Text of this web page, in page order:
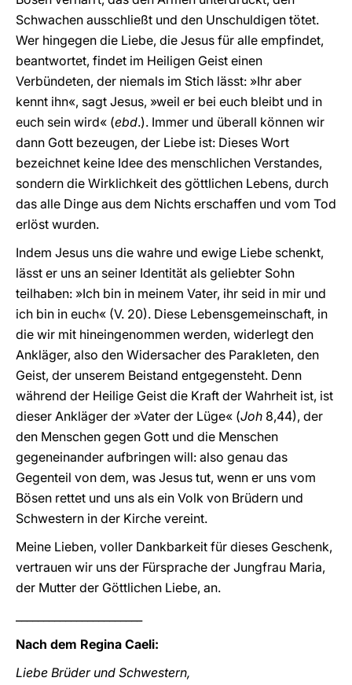
Schwachen ausschließt und den Unschuldigen tötet.
Wer hingegen die Liebe, die Jesus für alle empfindet,
beantwortet, findet im Heiligen Geist einen
Verbündeten, der niemals im Stich lässt: »Ihr aber
kennt ihn«, sagt Jesus, »weil er bei euch bleibt und in
euch sein wird« (ebd.). Immer und überall können wir
dann Gott bezeugen, der Liebe ist: Dieses Wort
bezeichnet keine Idee des menschlichen Verstandes,
sondern die Wirklichkeit des göttlichen Lebens, durch
das alle Dinge aus dem Nichts erschaffen und vom Tod
erlöst wurden.
Indem Jesus uns die wahre und ewige Liebe schenkt,
lässt er uns an seiner Identität als geliebter Sohn
teilhaben: »Ich bin in meinem Vater, ihr seid in mir und
ich bin in euch« (V. 20). Diese Lebensgemeinschaft, in
die wir mit hineingenommen werden, widerlegt den
Ankläger, also den Widersacher des Parakleten, den
Geist, der unserem Beistand entgegensteht. Denn
während der Heilige Geist die Kraft der Wahrheit ist, ist
dieser Ankläger der »Vater der Lüge« (Joh 8,44), der
den Menschen gegen Gott und die Menschen
gegeneinander aufbringen will: also genau das
Gegenteil von dem, was Jesus tut, wenn er uns vom
Bösen rettet und uns als ein Volk von Brüdern und
Schwestern in der Kirche vereint.
Meine Lieben, voller Dankbarkeit für dieses Geschenk,
vertrauen wir uns der Fürsprache der Jungfrau Maria,
der Mutter der Göttlichen Liebe, an.
Nach dem Regina Caeli:
Liebe Brüder und Schwestern,